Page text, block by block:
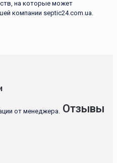
на которые может
компании septic24.com.ua.
от менеджера. Отзывы